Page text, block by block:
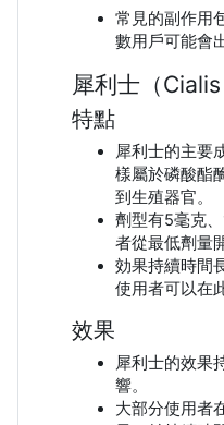
常見的副作用
數用戶可能會
犀利士（Cialis
特點
犀利士的主要
樣屬於磷酸酯
到生殖器官。
劑型有5毫克
者從最低劑量
効果持續時間
使用者可以在
效果
犀利士的效果
響。
大部分使用者